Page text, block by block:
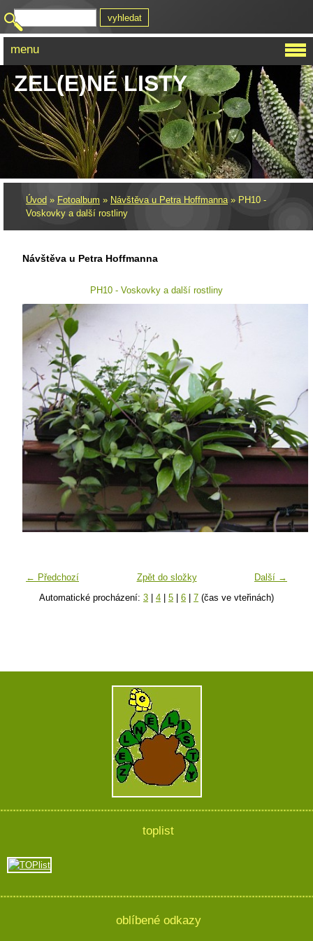
ZEL(E)NÉ LISTY
Úvod » Fotoalbum » Návštěva u Petra Hoffmanna» PH10 -
Voskovky a další rostliny
Návštěva u Petra Hoffmanna
PH10 - Voskovky a další rostliny
← Předchozí Další →
Zpět do složky
Automatické procházení: 3 | 4 | 5 | 6 | 7 (čas ve vteřinách)
menu
toplist
oblíbené odkazy